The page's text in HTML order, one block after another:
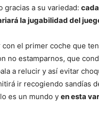
a su variedad:
la jugabilidad del
el primer coche que
no estamparnos, que
a relucir y así evitar
ir recogiendo sandías
es un mundo y en esta